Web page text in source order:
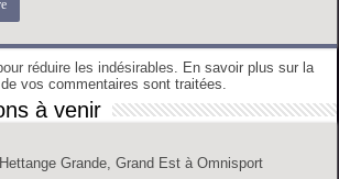
réduire les indésirables.
En savoir plus sur la
vos commentaires sont traitées
à venir
Hettange Grande, Grand Est à Omnisport